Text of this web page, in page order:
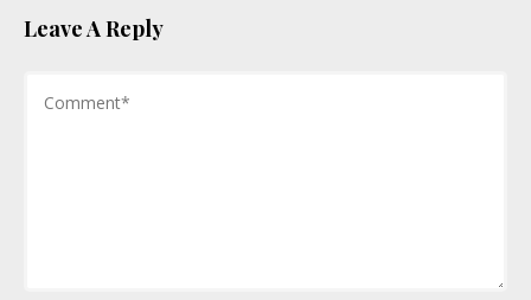
Leave A Reply